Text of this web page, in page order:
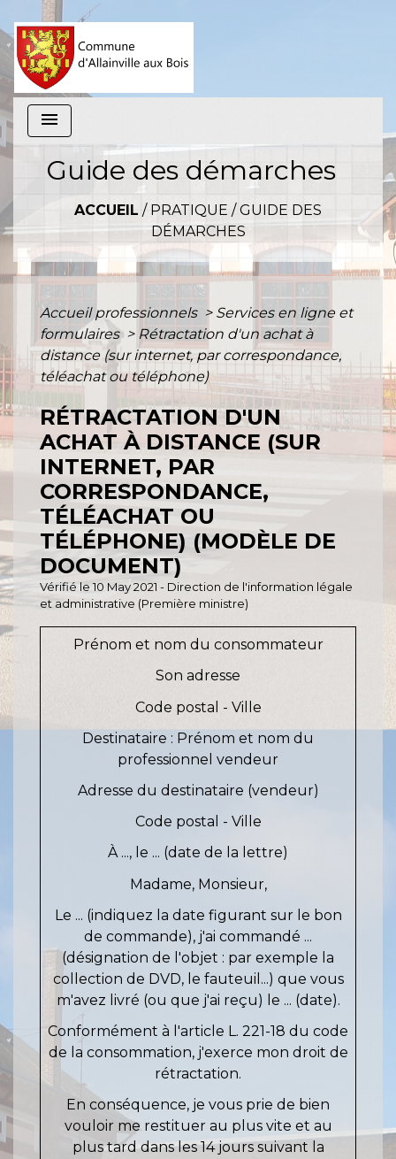
menu
Guide des démarches
ACCUEIL / PRATIQUE /GUIDE DES
DÉMARCHES
Accueil professionnels > Services en ligne et
formulaires> Rétractation d'un achat à
distance (sur internet, par correspondance,
téléachat ou téléphone)
RÉTRACTATION D'UN
ACHAT À DISTANCE (SUR
INTERNET, PAR
CORRESPONDANCE,
TÉLÉACHAT OU
TÉLÉPHONE) (MODÈLE DE
DOCUMENT)
Vérifié le 10 May 2021 - Direction de l'information légale
et administrative (Première ministre)
Prénom et nom du consommateur
Son adresse
Code postal - Ville
Destinataire : Prénom et nom du
professionnel vendeur
Adresse du destinataire (vendeur)
Code postal - Ville
À ..., le ... (date de la lettre)
Madame, Monsieur,
Le ... (indiquez la date figurant sur le bon
de commande), j'ai commandé ...
(désignation de l'objet : par exemple la
collection de DVD, le fauteuil...) que vous
m'avez livré (ou que j'ai reçu) le ... (date).
Conformément à l'article L. 221-18 du code
de la consommation, j'exerce mon droit de
rétractation.
En conséquence, je vous prie de bien
vouloir me restituer au plus vite et au
plus tard dans les 14 jours suivant la